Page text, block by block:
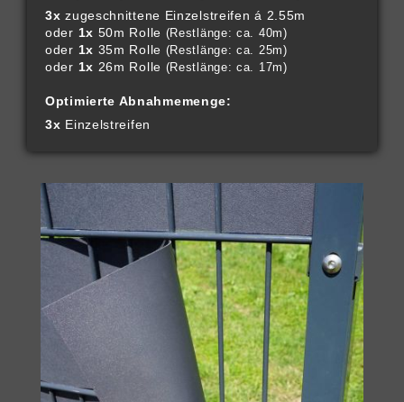
3x zugeschnittene Einzelstreifen á 2.55m
oder 1x 50m Rolle (Restlänge: ca. 40m)
oder 1x 35m Rolle (Restlänge: ca. 25m)
oder 1x 26m Rolle (Restlänge: ca. 17m)
Optimierte Abnahmemenge:
3x Einzelstreifen